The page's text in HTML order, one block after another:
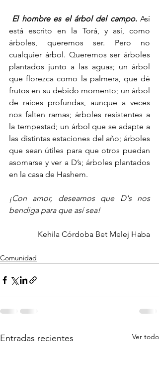
El hombre es el árbol del campo. Así
está escrito en la Torá, y así, como
árboles, queremos ser. Pero no
cualquier árbol. Queremos ser árboles
plantados junto a las aguas; un árbol
que florezca como la palmera, que dé
frutos en su debido momento; un árbol
de raíces profundas, aunque a veces
nos falten ramas; árboles resistentes a
la tempestad; un árbol que se adapte a
las distintas estaciones del año; árboles
que sean útiles para que otros puedan
asomarse y ver a D’s; árboles plantados
en la casa de Hashem.
¡Con amor, deseamos que D's nos
bendiga para que así sea!
Kehila Córdoba Bet Melej Haba
Comunidad
Entradas recientes Ver todo